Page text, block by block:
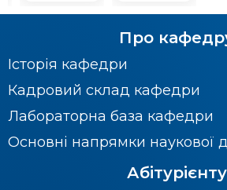
Про
Історія кафедри
Кадровий склад кафедри
Лабораторна база кафедри
Основні напрямки наукової
Абітурієнту